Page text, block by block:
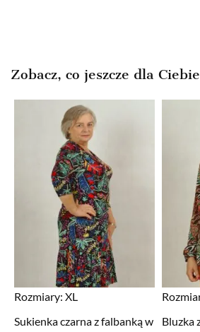
Zobacz, co jeszcze dla
Rozmiary: XL
Sukienka czarna z falbanką w
Bluzka